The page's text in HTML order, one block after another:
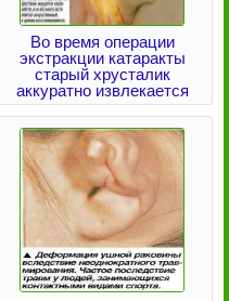
Во время операции
экстракции катаракты
старый хрусталик
аккуратно извлекается